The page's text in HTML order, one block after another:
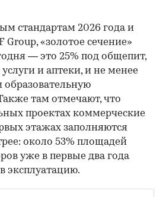
стандартам 2026 года и
Group, «золотое сечение»
— это 25% под общепит,
и аптеки, и не менее
образовательную
там отмечают, что
проектах коммерческие
этажах заполняются
около 53% площадей
уже в первые два года
эксплуатацию.